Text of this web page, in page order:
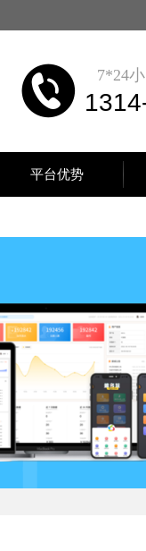
7*24
平台优势